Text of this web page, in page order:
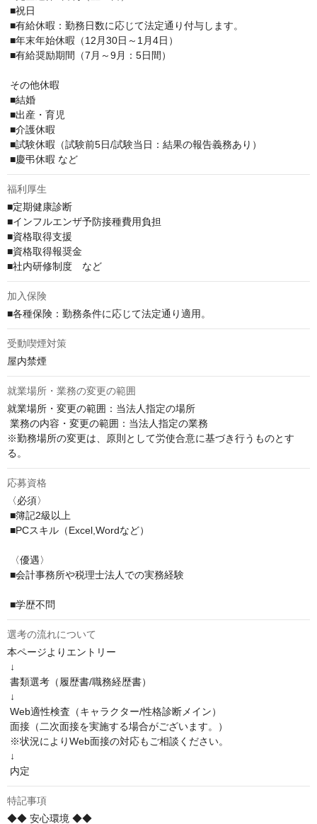
■慶弔休暇 など
福利厚生
■定期健康診断
■インフルエンザ予防接種費用負担
■資格取得支援
■資格取得報奨金
■社内研修制度　など
加入保険
■各種保険：勤務条件に応じて法定通り適用。
受動喫煙対策
屋内禁煙
就業場所・業務の変更の範囲
就業場所・変更の範囲：当法人指定の場所
※勤務場所の変更は、原則として労使合意に基づき行うものとす
る。
応募資格
〈必須〉
■学歴不問
選考の流れについて
本ページよりエントリー
内定
特記事項
◆◆ 安心環境 ◆◆